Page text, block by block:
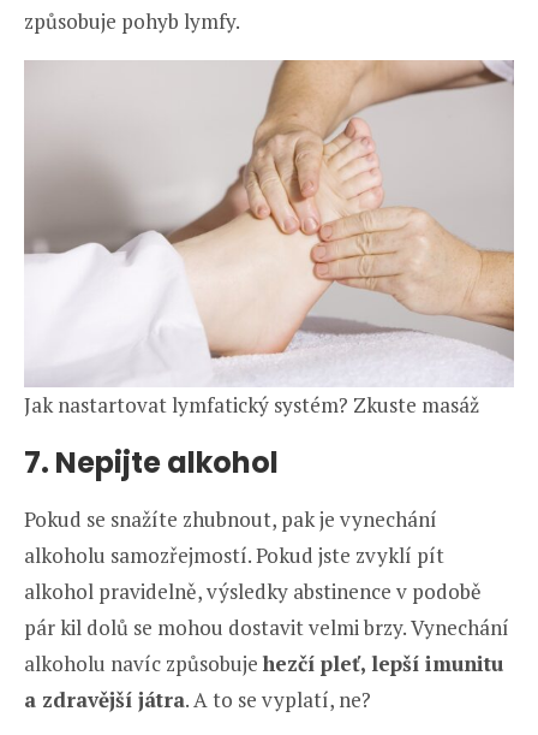
způsobuje pohyb lymfy.
Jak nastartovat lymfatický systém? Zkuste masáž
7. Nepijte alkohol
Pokud se snažíte zhubnout, pak je vynechání
alkoholu samozřejmostí. Pokud jste zvyklí pít
alkohol pravidelně, výsledky abstinence v podobě
pár kil dolů se mohou dostavit velmi brzy. Vynechání
alkoholu navíc způsobuje hezčí pleť, lepší imunitu
a zdravější játra. A to se vyplatí, ne?